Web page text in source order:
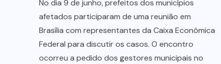
No dia 9 de junho, prefeitos dos municípios
afetados participaram de uma reunião em
Brasília com representantes da Caixa Econômica
Federal para discutir os casos. O encontro
ocorreu a pedido dos gestores municipais no